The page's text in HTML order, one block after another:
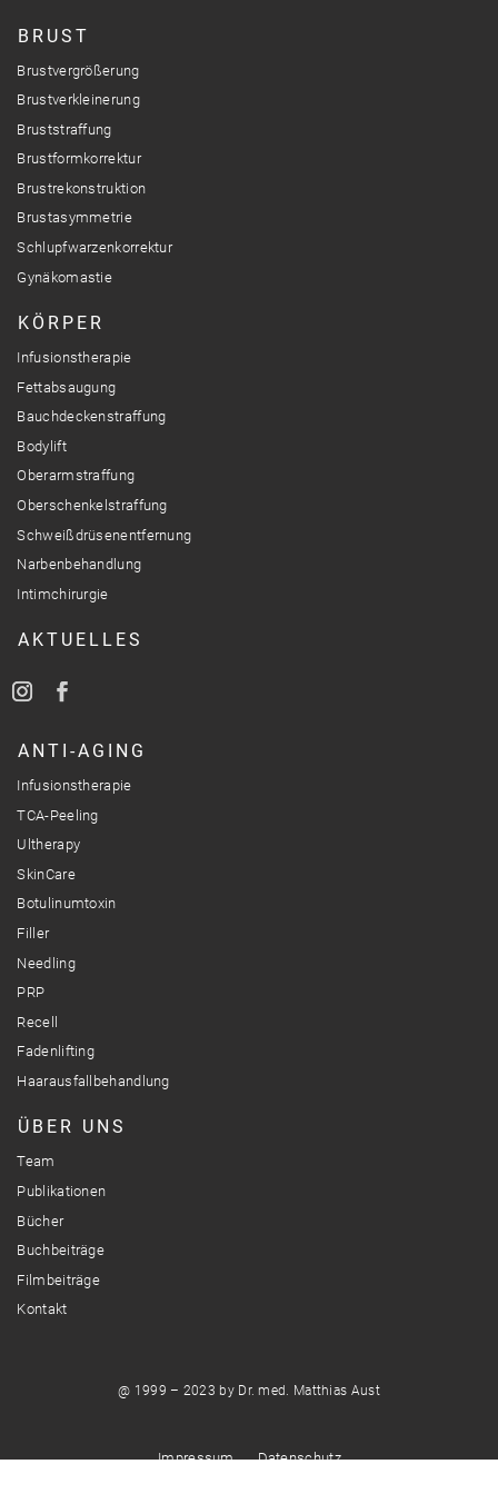
BRUST
Brustvergrößerung
Brustverkleinerung
Bruststraffung
Brustformkorrektur
Brustrekonstruktion
Brustasymmetrie
Schlupfwarzenkorrektur
Gynäkomastie
KÖRPER
Infusionstherapie
Fettabsaugung
Bauchdeckenstraffung
Bodylift
Oberarmstraffung
Oberschenkelstraffung
Schweißdrüsenentfernung
Narbenbehandlung
Intimchirurgie
AKTUELLES
ANTI-AGING
Infusionstherapie
TCA-Peeling
Ultherapy
SkinCare
Botulinumtoxin
Filler
Needling
PRP
Recell
Fadenlifting
Haarausfallbehandlung
ÜBER UNS
Team
Publikationen
Bücher
Buchbeiträge
Filmbeiträge
Kontakt
@ 1999 – 2023 by Dr. med. Matthias Aust
Impressum Datenschutz